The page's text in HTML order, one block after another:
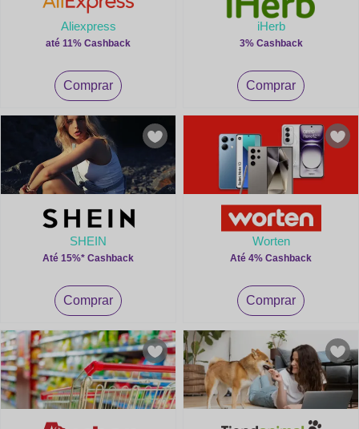
Aliexpress
até 11% Cashback
Comprar
iHerb
3% Cashback
Comprar
SHEIN
Até 15%* Cashback
Comprar
Worten
Até 4% Cashback
Comprar